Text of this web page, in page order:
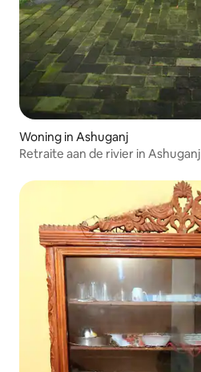
Woning in Ashuganj
Retraite aan de rivier in Ashuganj